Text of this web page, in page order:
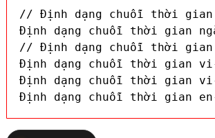
// Định dạng chuỗi thời gian
Định dạng chuỗi thời gian
// Định dạng chuỗi thời
Định dạng chuỗi thời gian
Định dạng chuỗi thời gian
Định dạng chuỗi thời gian